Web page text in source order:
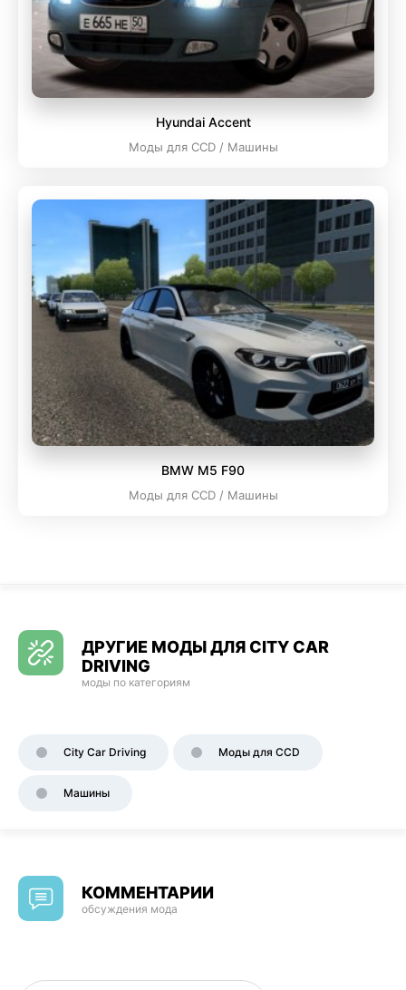
Hyundai Accent
Моды для CCD / Машины
BMW M5 F90
Моды для CCD / Машины
ДРУГИЕ МОДЫ ДЛЯ CITY CAR
DRIVING
моды по категориям
City Car Driving Моды для CCD
Машины
КОММЕНТАРИИ
обсуждения мода